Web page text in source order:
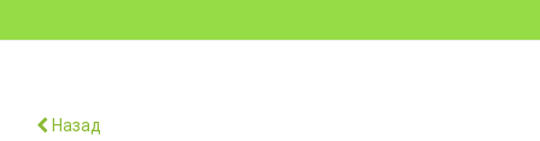
Назад